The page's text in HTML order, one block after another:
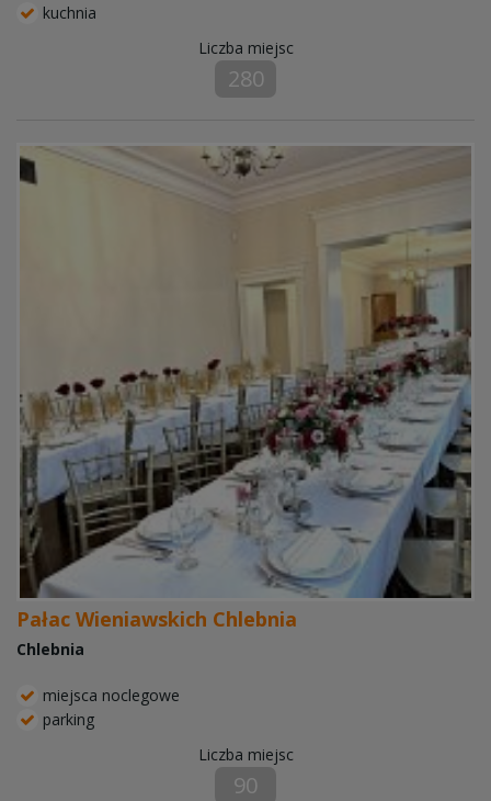
kuchnia
Liczba miejsc
280
Pałac Wieniawskich Chlebnia
Chlebnia
miejsca noclegowe
parking
Liczba miejsc
90